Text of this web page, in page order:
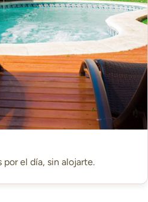
el día, sin alojarte.